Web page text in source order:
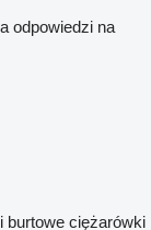
odpowiedzi na
burtowe ciężarówki